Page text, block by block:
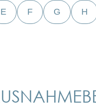
E F G H